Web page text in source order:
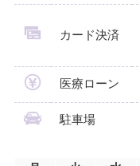
カード決済
医療ローン
駐車場